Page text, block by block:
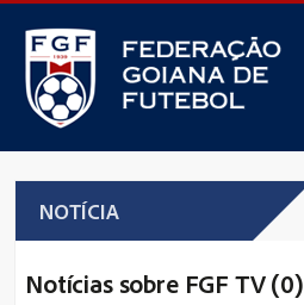
NOTÍCIA
Notícias sobre FGF TV (0)